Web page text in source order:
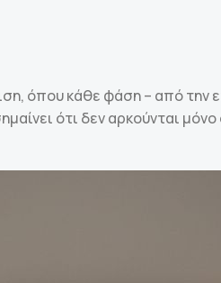
όπου κάθε φάση – από την
ότι δεν αρκούνται